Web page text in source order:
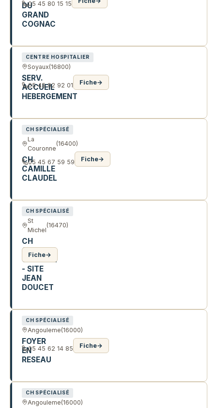
DU
GRAND
COGNAC
05 45 80 15 15
CENTRE HOSPITALIER
Soyaux(16800)
SERV.
ACCUEIL
HEBERGEMENT
05 45 92 92 01 Fiche→
CH SPÉCIALISÉ
La
Couronne
(16400)
CH
CAMILLE
CLAUDEL
05 45 67 59 59 Fiche→
CH SPÉCIALISÉ
St
Michel
(16470)
CH
CAMILLE
CLAUDEL
- SITE
JEAN
DOUCET
Fiche→
CH SPÉCIALISÉ
Angouleme(16000)
FOYER
EN
RESEAU
05 45 62 14 85 Fiche→
CH SPÉCIALISÉ
Angouleme(16000)